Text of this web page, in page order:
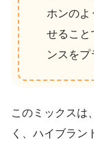
ホンのよ
せること
ンスをプ
このミックスは
く、ハイブラン